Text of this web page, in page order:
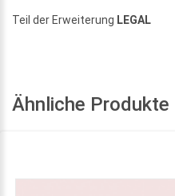
Teil der Erweiterung LEGAL
Ähnliche Produkte